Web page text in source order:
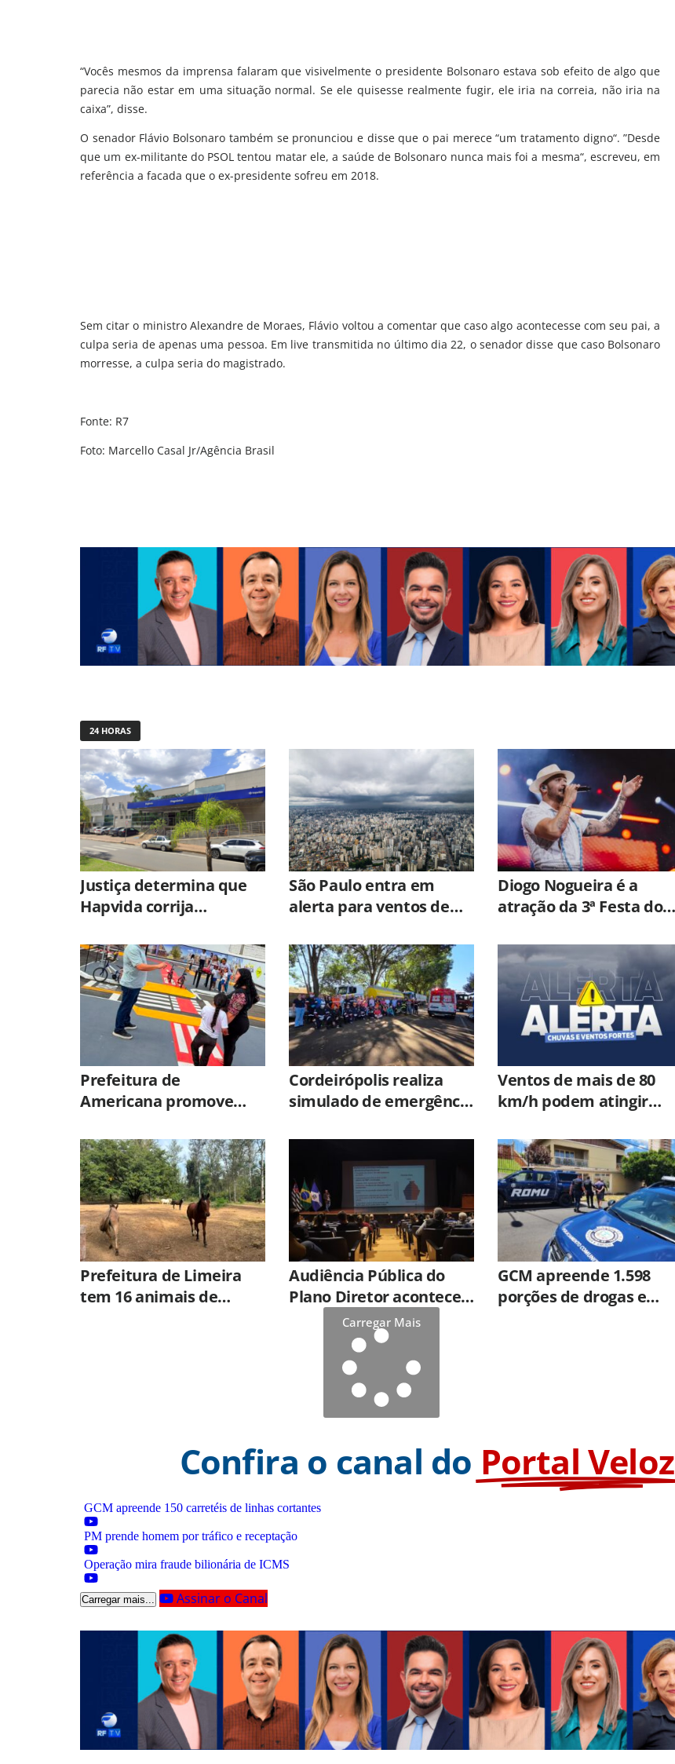
“Vocês mesmos da imprensa falaram que visivelmente o presidente Bolsonaro estava sob efeito de algo que
parecia não estar em uma situação normal. Se ele quisesse realmente fugir, ele iria na correia, não iria na
caixa”, disse.
O senador Flávio Bolsonaro também se pronunciou e disse que o pai merece “um tratamento digno“. ”Desde
que um ex-militante do PSOL tentou matar ele, a saúde de Bolsonaro nunca mais foi a mesma“, escreveu, em
referência a facada que o ex-presidente sofreu em 2018.
Sem citar o ministro Alexandre de Moraes, Flávio voltou a comentar que caso algo acontecesse com seu pai, a
culpa seria de apenas uma pessoa. Em live transmitida no último dia 22, o senador disse que caso Bolsonaro
morresse, a culpa seria do magistrado.
Fonte: R7
Foto: Marcello Casal Jr/Agência Brasil
24 HORAS
Justiça determina que
Hapvida corrija
unidades de Limeira sob
pena de multa
São Paulo entra em
alerta para ventos de
avanço de ciclone
extratropical
Diogo Nogueira é a
atração da 3ª Festa do
Hortolândia
Prefeitura de
Americana promove
EducaTrânsito na
Cidade Mirim
Cordeirópolis realiza
simulado de emergência
Ventos de mais de 80
km/h podem atingir
desta quinta-feira
(06/08)
Prefeitura de Limeira
tem 16 animais de
Audiência Pública do
Plano Diretor acontece
nesta quinta-feira (6)
GCM apreende 1.598
porções de drogas e
Carregar Mais
Confira o canal do Portal Veloz
GCM apreende 150 carretéis de linhas cortantes
PM prende homem por tráfico e receptação
Operação mira fraude bilionária de ICMS
Carregar mais... Assinar o Canal